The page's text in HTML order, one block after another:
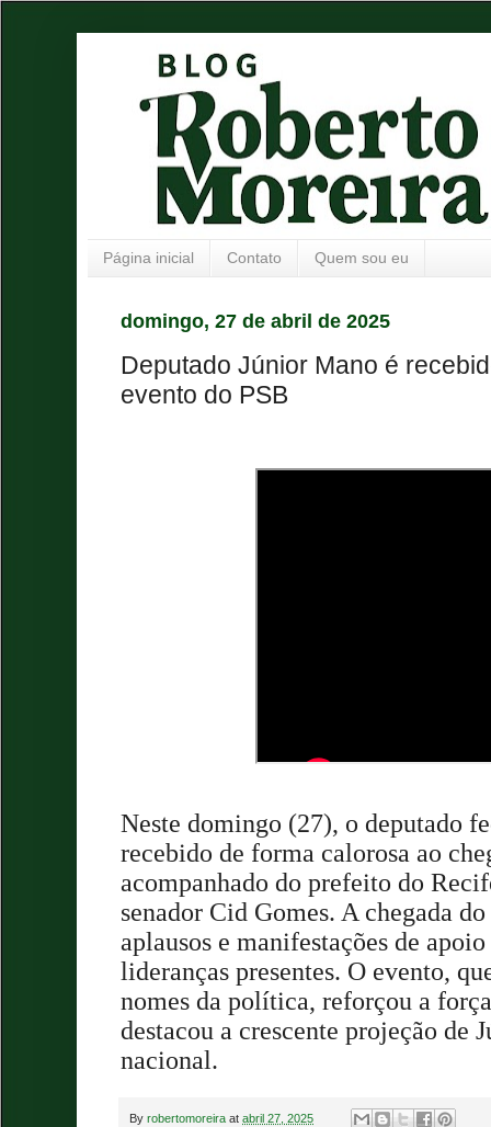
Página inicial Contato Quem sou eu
domingo, 27 de abril de 2025
Deputado Júnior Mano é
evento do PSB
Neste domingo (27), o deputado
recebido de forma calorosa ao
acompanhado do prefeito do
senador Cid Gomes. A chegada
aplausos e manifestações de
lideranças presentes. O evento,
nomes da política, reforçou a
destacou a crescente projeção de
nacional.
By robertomoreira at abril 27, 2025